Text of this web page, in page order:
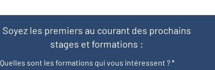
Soyez les premiers au courant des prochains
stages et formations :
Quelles sont les formations qui vous intéressent ?*